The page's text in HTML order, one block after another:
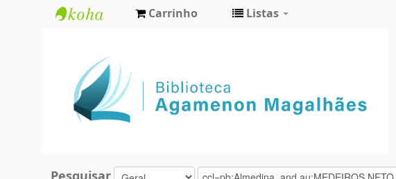
Agamenon
Magalhães
Carrinho Listas